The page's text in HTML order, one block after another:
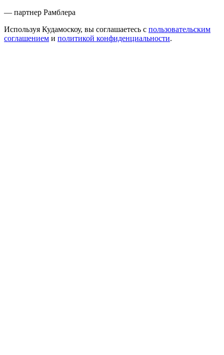
— партнер Рамблера
Используя Кудамоскоу, вы соглашаетесь с пользовательским
соглашением и политикой конфиденциальности.